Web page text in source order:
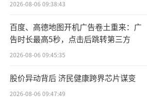
点省市工作指导，动员各地资
对相关医院进行实地调研查看
平稳有序。（责任编辑：zx0600）
2026-08-06 09:38:43
百度、高德地图开机广告卷土重来：广
告时长最高5秒，点击后跳转第三方
2026-08-06 09:45:35
股价异动背后 济民健康跨界芯片谋变
2026-08-06 09:47:49